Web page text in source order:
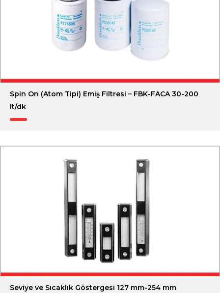
Spin On (Atom Tipi) Emiş Filtresi – FBK-FACA 30-200
lt/dk
Seviye ve Sıcaklık Göstergesi 127 mm-254 mm